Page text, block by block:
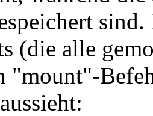
(die alle
"mount"-